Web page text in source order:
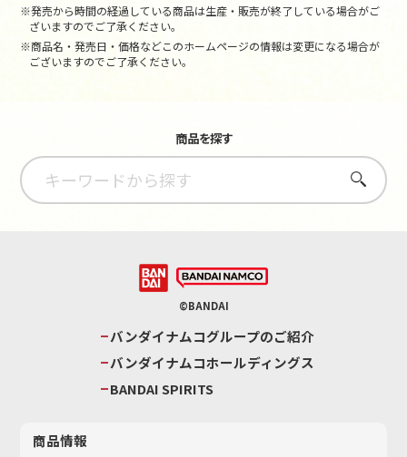
※発売から時間の経過している商品は生産・販売が終了している場合がご
ざいますのでご了承ください。
※商品名・発売日・価格などこのホームページの情報は変更になる場合が
ございますのでご了承ください。
商品を探す
さがす
©BANDAI
バンダイナムコグループのご紹介
バンダイナムコホールディングス
BANDAI SPIRITS
商品情報